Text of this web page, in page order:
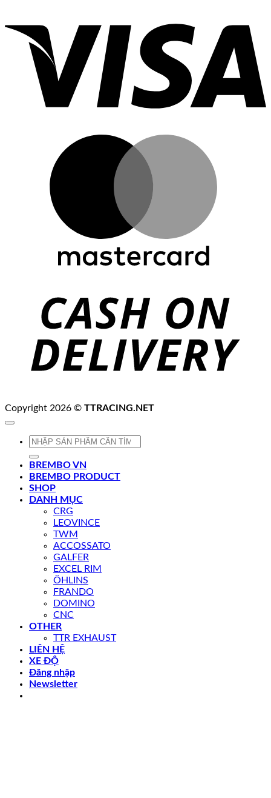
Copyright 2026 © TTRACING.NET
Tìm
BREMBO VN
BREMBO PRODUCT
SHOP
DANH MỤC
CRG
LEOVINCE
TWM
ACCOSSATO
GALFER
EXCEL RIM
ÖHLINS
FRANDO
DOMINO
CNC
OTHER
TTR EXHAUST
LIÊN HỆ
XE ĐỘ
Đăng nhập
Newsletter